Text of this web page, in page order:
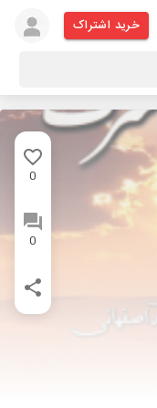
خرید اشتراک
0
0